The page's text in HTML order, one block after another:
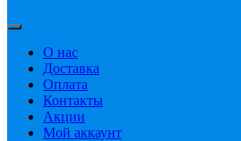
О нас
Доставка
Оплата
Контакты
Акции
Мой аккаунт